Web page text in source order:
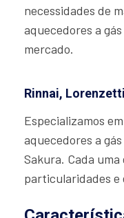
necessidades de
aquecedores a
mercado.
Rinnai,
Especializamos
aquecedores a
Sakura. Cada
particularidades e